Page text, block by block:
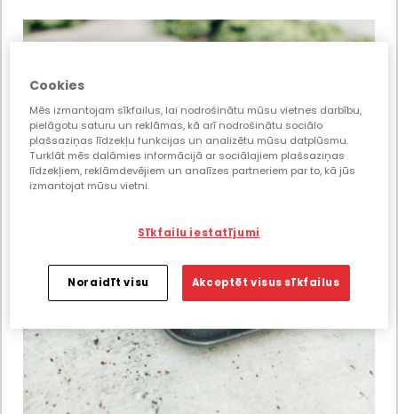
Cookies
Mēs izmantojam sīkfailus, lai nodrošinātu mūsu vietnes darbību,
pielāgotu saturu un reklāmas, kā arī nodrošinātu sociālo
plašsaziņas līdzekļu funkcijas un analizētu mūsu datplūsmu.
Turklāt mēs dalāmies informācijā ar sociālajiem plašsaziņas
līdzekļiem, reklāmdevējiem un analīzes partneriem par to, kā jūs
izmantojat mūsu vietni.
Sīkfailu iestatījumi
Noraidīt visu Akceptēt visus sīkfailus